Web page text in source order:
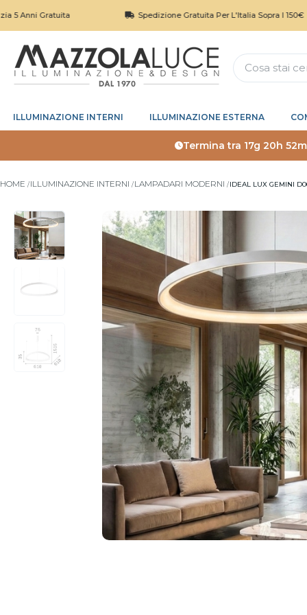
Spedizione Gratuita Per L'Italia Sopra I 150€
ILLUMINAZIONE INTERNI ILLUMINAZIONE ESTERNA
Termina tra17g 20h
HOME ILLUMINAZIONE INTERNI LAMPADARI MODERNI IDEAL LUX GEMINI